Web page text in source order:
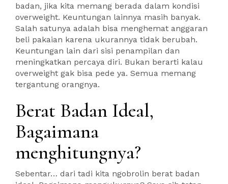
badan, jika kita memang berada dalam kondisi
overweight. Keuntungan lainnya masih banyak.
Salah satunya adalah bisa menghemat anggaran
beli pakaian karena ukurannya tidak berubah.
Keuntungan lain dari sisi penampilan dan
meningkatkan percaya diri. Bukan berarti kalau
overweight gak bisa pede ya. Semua memang
tergantung orangnya.
Berat Badan Ideal,
Bagaimana
menghitungnya?
Sebentar… dari tadi kita ngobrolin berat badan